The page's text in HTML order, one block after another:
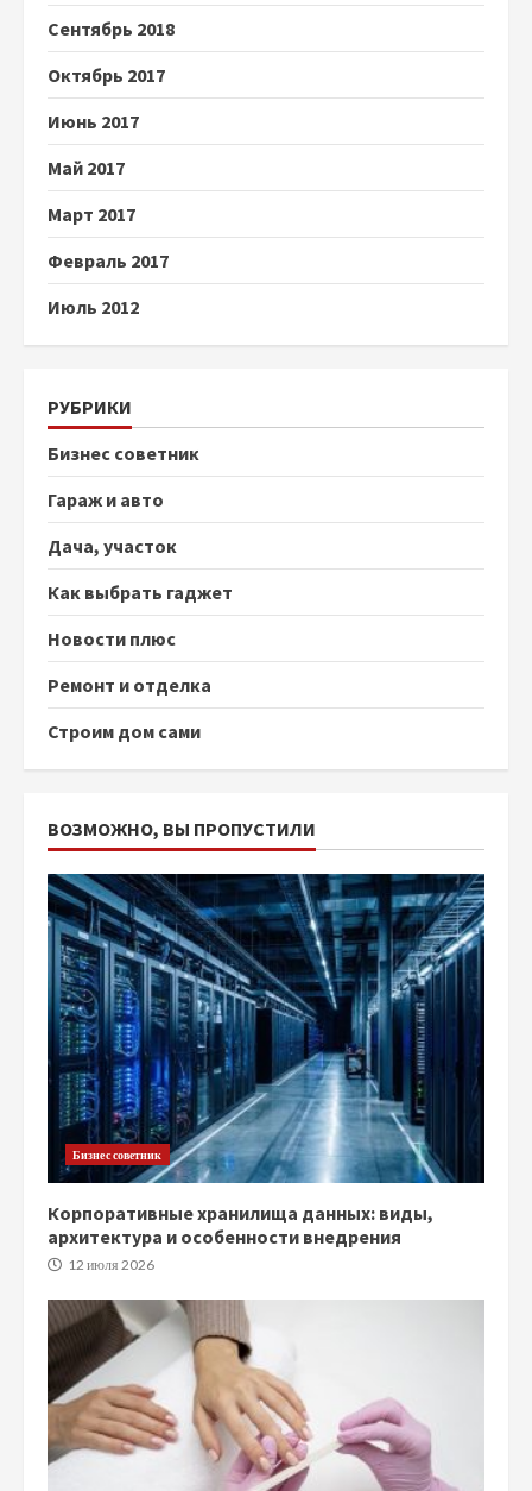
Сентябрь 2018
Октябрь 2017
Июнь 2017
Май 2017
Март 2017
Февраль 2017
Июль 2012
РУБРИКИ
Бизнес советник
Гараж и авто
Дача, участок
Как выбрать гаджет
Новости плюс
Ремонт и отделка
Строим дом сами
ВОЗМОЖНО, ВЫ ПРОПУСТИЛИ
Бизнес советник
Корпоративные хранилища данных: виды,
архитектура и особенности внедрения
12 июля 2026